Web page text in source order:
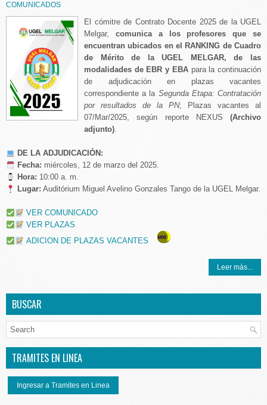
COMUNICADOS
El cómitre de Contrato Docente 2025 de la UGEL
Melgar, comunica a los profesores que se
encuentran ubicados en el RANKING de Cuadro
de Mérito de la UGEL MELGAR, de las
modalidades de EBR y EBApara la continuación
de adjudicación en plazas vacantes
correspondiente a la Segunda Etapa: Contratación
por resultados de la PN; Plazas vacantes al
07/Mar/2025, según reporte NEXUS (Archivo
adjunto).
DE LA ADJUDICACIÓN:
Fecha: miércoles, 12 de marzo del 2025.
Hora: 10:00 a. m.
Lugar: Auditórium Miguel Avelino Gonzales Tango de la UGEL Melgar.
VER COMUNICADO
VER PLAZAS
ADICION DE PLAZAS VACANTES
Leer más...
BUSCAR
TRAMITES EN LINEA
Ingresar a Tramites en Linea